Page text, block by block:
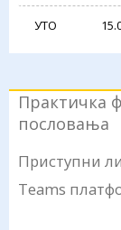
УТО
Практичка
пословања
Приступни
Teams